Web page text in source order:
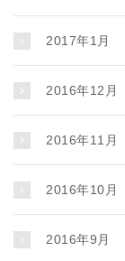
2017年1月
2016年12月
2016年11月
2016年10月
2016年9月